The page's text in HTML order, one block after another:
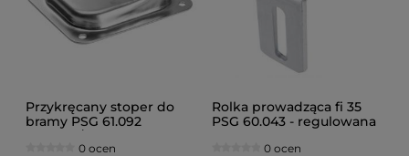
Przykręcany stoper do
bramy PSG 61.092
(120x100/H43)
0 ocen
Rolka prowadząca fi 35
PSG 60.043 - regulowana
0 ocen